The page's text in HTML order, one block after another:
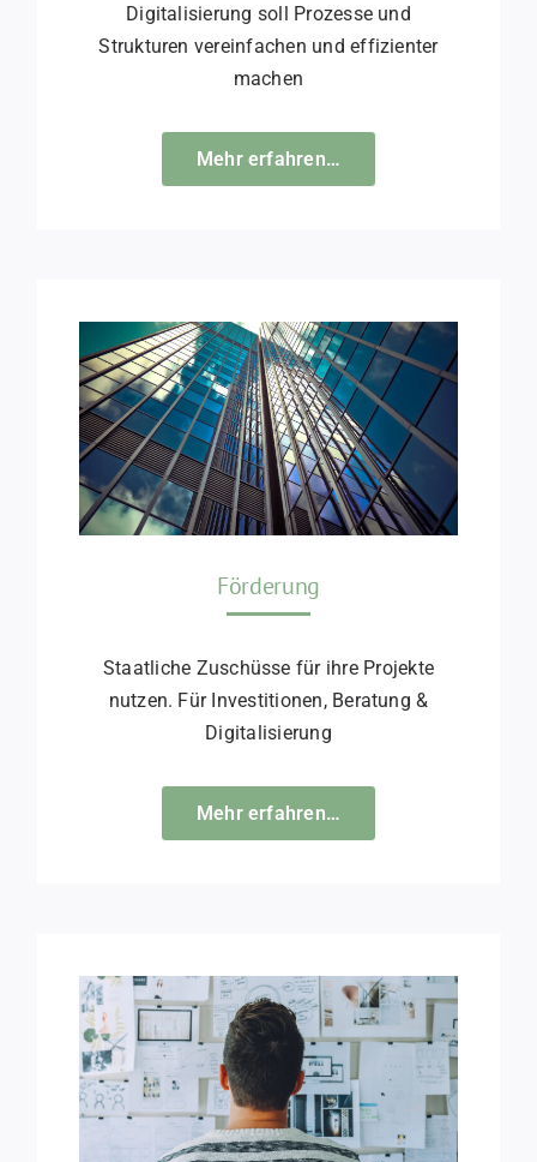
Digitalisierung soll Prozesse und
Strukturen vereinfachen und effizienter
machen
Mehr erfahren…
Förderung
Staatliche Zuschüsse für ihre Projekte
nutzen. Für Investitionen, Beratung &
Digitalisierung
Mehr erfahren…